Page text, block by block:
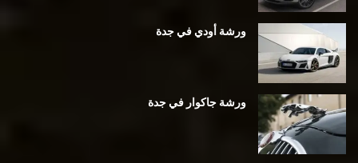
ورشة أودي في جدة
ورشة جاكوار في جدة